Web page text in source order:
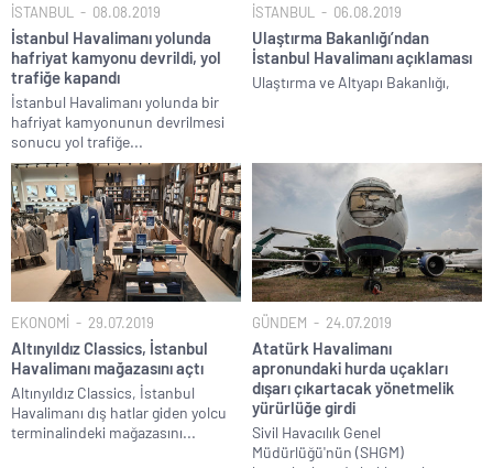
İSTANBUL 08.08.2019
İstanbul Havalimanı yolunda
hafriyat kamyonu devrildi, yol
trafiğe kapandı
İstanbul Havalimanı yolunda bir
hafriyat kamyonunun devrilmesi
sonucu yol trafiğe...
İSTANBUL 06.08.2019
Ulaştırma Bakanlığı’ndan
İstanbul Havalimanı açıklaması
Ulaştırma ve Altyapı Bakanlığı,
EKONOMİ 29.07.2019
Altınyıldız Classics, İstanbul
Havalimanı mağazasını açtı
Altınyıldız Classics, İstanbul
Havalimanı dış hatlar giden yolcu
terminalindeki mağazasını...
GÜNDEM 24.07.2019
Atatürk Havalimanı
apronundaki hurda uçakları
dışarı çıkartacak yönetmelik
yürürlüğe girdi
Sivil Havacılık Genel
Müdürlüğü'nün (SHGM)